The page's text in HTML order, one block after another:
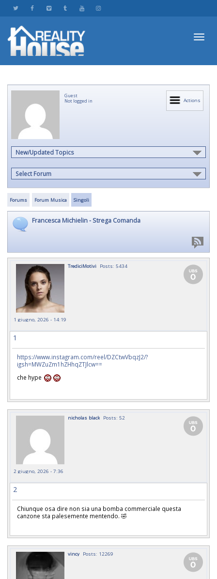
Actions
Guest
Not logged in
New/Updated Topics
Select Forum
Forums Forum Musica Singoli
Francesca Michielin - Strega Comanda
TrediciMotivi Posts: 5434
1 giugno, 2026 - 14:19
1
https://www.instagram.com/reel/DZCtwVbqzJ2/?
igsh=MWZuZm1hZHhqZTJlcw==
che hype
nicholas black Posts: 52
2 giugno, 2026 - 7:36
2
Chiunque osa dire non sia una bomba commerciale questa
canzone sta palesemente mentendo. 🤣
vincy Posts: 12269